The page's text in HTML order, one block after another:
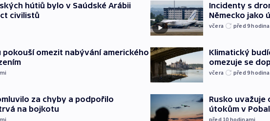
hútiů bylo v Saúdské Arábii
civilistů
pokouší omezit nabývání amerického
za chyby a podpořilo
na bojkotu
Incidenty s
Německo jako
včera před 9
Klimatický
omezuje se
včera před 9
Rusko
útokům v
před 10 hodinami